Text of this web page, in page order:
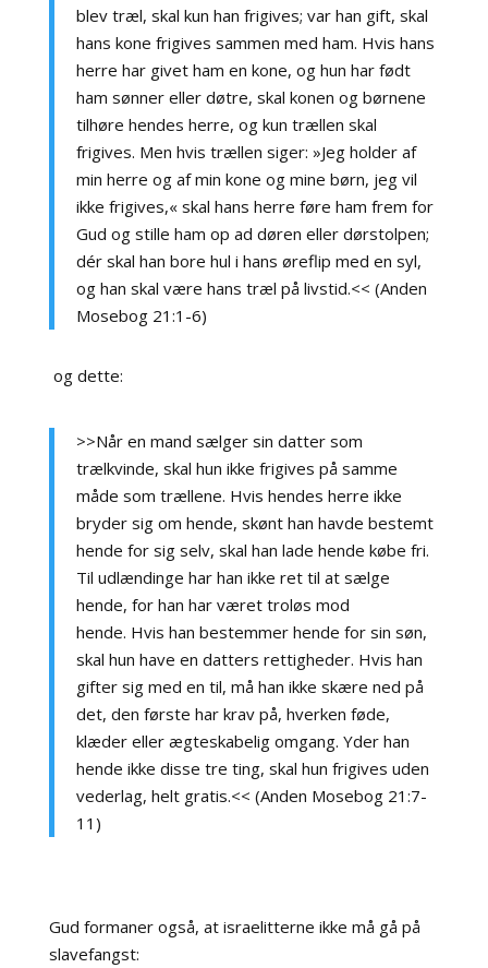
blev træl, skal kun han frigives; var han gift, skal
hans kone frigives sammen med ham. Hvis hans
herre har givet ham en kone, og hun har født
ham sønner eller døtre, skal konen og børnene
tilhøre hendes herre, og kun trællen skal
frigives. Men hvis trællen siger: »Jeg holder af
min herre og af min kone og mine børn, jeg vil
ikke frigives,« skal hans herre føre ham frem for
Gud og stille ham op ad døren eller dørstolpen;
dér skal han bore hul i hans øreflip med en syl,
og han skal være hans træl på livstid.<< (Anden
Mosebog 21:1-6)
og dette:
>>Når en mand sælger sin datter som
trælkvinde, skal hun ikke frigives på samme
måde som trællene. Hvis hendes herre ikke
bryder sig om hende, skønt han havde bestemt
hende for sig selv, skal han lade hende købe fri.
Til udlændinge har han ikke ret til at sælge
hende, for han har været troløs mod
hende. Hvis han bestemmer hende for sin søn,
skal hun have en datters rettigheder. Hvis han
gifter sig med en til, må han ikke skære ned på
det, den første har krav på, hverken føde,
klæder eller ægteskabelig omgang. Yder han
hende ikke disse tre ting, skal hun frigives uden
vederlag, helt gratis.<< (Anden Mosebog 21:7-
11)
Gud formaner også, at israelitterne ikke må gå på
slavefangst: